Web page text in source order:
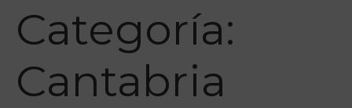
Categoría:
Cantabria